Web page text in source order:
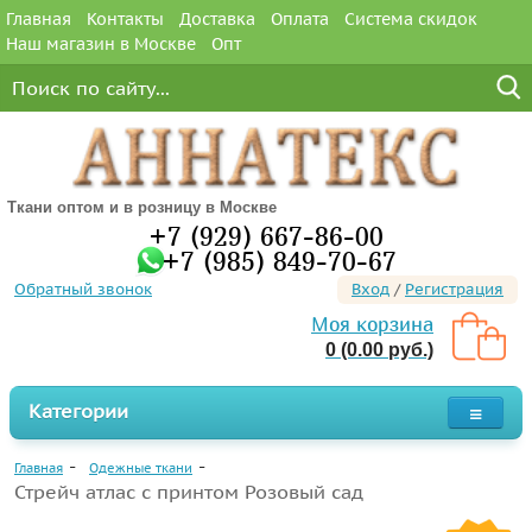
Главная Контакты Доставка Оплата
Система скидок
Наш магазин в Москве
Опт
Ткани оптом и в розницу в Москве
+7 (929) 667-86-00
+7 (985) 849-70-67
Обратный звонок Вход / Регистрация
Моя корзина
0 (0.00 руб.)
Категории
Главная Одежные ткани
Стрейч атлас с принтом Розовый сад